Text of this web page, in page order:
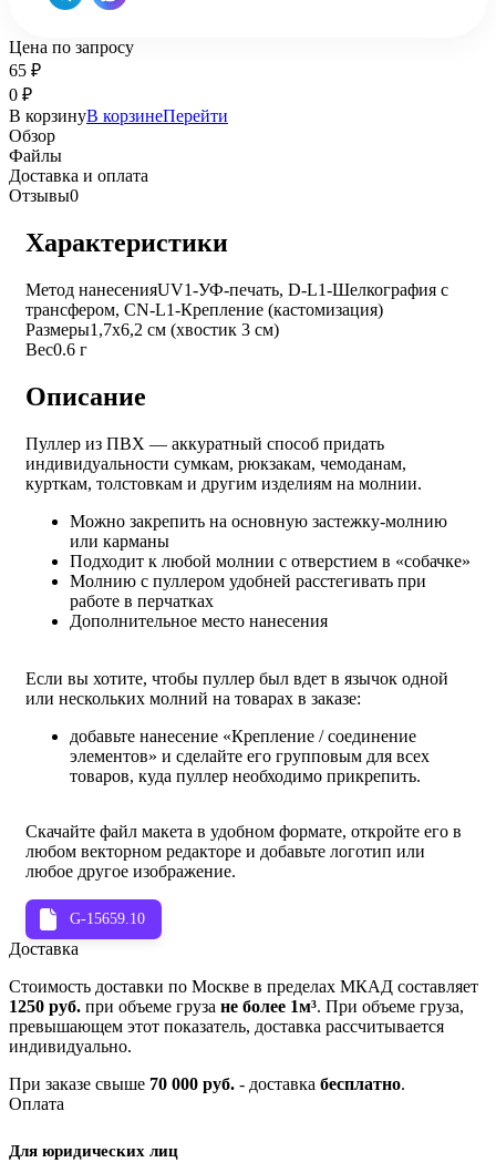
Цена по запросу
65 ₽
0 ₽
В корзинуВ корзинеПерейти
Обзор
Файлы
Доставка и оплата
Отзывы0
Характеристики
Метод нанесенияUV1-УФ-печать, D-L1-Шелкография с
трансфером, CN-L1-Крепление (кастомизация)
Размеры1,7х6,2 см (хвостик 3 см)
Вес0.6 г
Описание
Пуллер из ПВХ — аккуратный способ придать
индивидуальности сумкам, рюкзакам, чемоданам,
курткам, толстовкам и другим изделиям на молнии.
Можно закрепить на основную застежку-молнию
или карманы
Подходит к любой молнии с отверстием в «собачке»
Молнию с пуллером удобней расстегивать при
работе в перчатках
Дополнительное место нанесения
Если вы хотите, чтобы пуллер был вдет в язычок одной
или нескольких молний на товарах в заказе:
добавьте нанесение «Крепление / соединение
элементов» и сделайте его групповым для всех
товаров, куда пуллер необходимо прикрепить.
Скачайте файл макета в удобном формате, откройте его в
любом векторном редакторе и добавьте логотип или
любое другое изображение.
G-15659.10
Доставка
Стоимость доставки по Москве в пределах МКАД составляет
1250 руб. при объеме груза не более 1м³. При объеме груза,
превышающем этот показатель, доставка рассчитывается
индивидуально.
При заказе свыше 70 000 руб. - доставка бесплатно.
Оплата
Для юридических лиц